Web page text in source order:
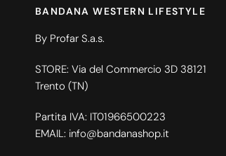
BANDANA WESTERN LIFESTYLE
By Profar S.a.s.
STORE: Via del Commercio 3D 38121
Trento (TN)
Partita IVA: IT01966500223
EMAIL: info@bandanashop.it